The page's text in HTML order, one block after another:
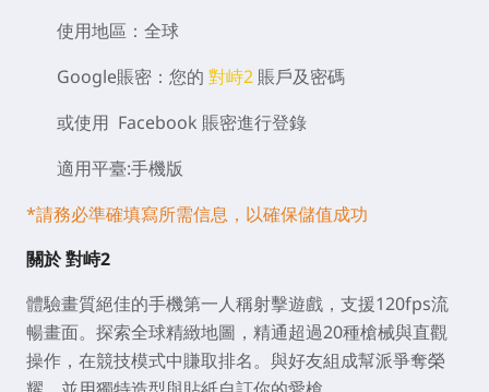
使用地區：全球
Google賬密 ：您的 對峙2 賬戶及密碼
或使用 Facebook 賬密進行登錄
適用平臺:手機版
*請務必準確填寫所需信息，以確保儲值成功
關於對峙2
體驗畫質絕佳的手機第一人稱射擊遊戲，支援120fps流
暢畫面。探索全球精緻地圖，精通超過20種槍械與直觀
操作，在競技模式中賺取排名。與好友組成幫派爭奪榮